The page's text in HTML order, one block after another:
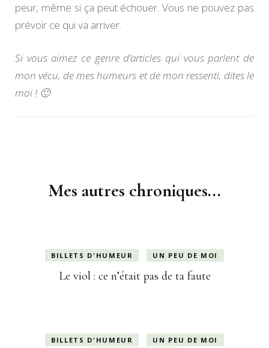
peur, même si ça peut échouer. Vous ne pouvez pas
prévoir ce qui va arriver.
Si vous aimez ce genre d’articles qui vous parlent de
mon vécu, de mes humeurs et de mon ressenti, dites le
moi ! 🙂
Mes autres chroniques...
BILLETS D'HUMEUR UN PEU DE MOI
Le viol : ce n’était pas de ta faute
BILLETS D'HUMEUR UN PEU DE MOI